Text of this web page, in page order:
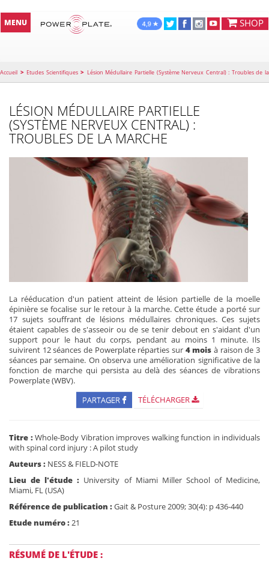
SHOP
MENU
Accueil >Etudes Scientifiques > Lésion Médullaire Partielle (Système Nerveux Central) : Troubles de la
LÉSION MÉDULLAIRE PARTIELLE
(SYSTÈME NERVEUX CENTRAL) :
TROUBLES DE LA MARCHE
La rééducation d'un patient atteint de lésion partielle de la moelle
épinière se focalise sur le retour à la marche. Cette étude a porté sur
17 sujets souffrant de lésions médullaires chroniques. Ces sujets
étaient capables de s'asseoir ou de se tenir debout en s'aidant d'un
support pour le haut du corps, pendant au moins 1 minute. Ils
suivirent 12 séances de Powerplate réparties sur 4 mois à raison de 3
séances par semaine. On observa une amélioration significative de la
fonction de marche qui persista au delà des séances de vibrations
Powerplate (WBV).
PARTAGER
TÉLÉCHARGER
Titre :Whole-Body Vibration improves walking function in individuals
with spinal cord injury : A pilot study
Auteurs : NESS & FIELD-NOTE
Lieu de l'étude : University of Miami Miller School of Medicine,
Miami, FL (USA)
Référence de publication :Gait & Posture 2009; 30(4): p 436-440
Etude numéro :21
RÉSUMÉ DE L'ÉTUDE :